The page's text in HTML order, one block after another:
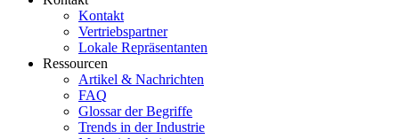
Kontakt
Vertriebspartner
Lokale Repräsentanten
Ressourcen
Artikel & Nachrichten
FAQ
Glossar der Begriffe
Trends in der Industrie